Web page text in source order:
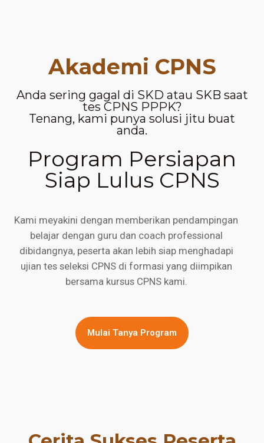
Akademi CPNS
Anda sering gagal di SKD atau SKB saat
tes CPNS PPPK?
Tenang, kami punya solusi jitu buat
anda.
Program Persiapan
Siap Lulus CPNS
Kami meyakini dengan memberikan pendampingan
belajar dengan guru dan coach professional
dibidangnya, peserta akan lebih siap menghadapi
ujian tes seleksi CPNS di formasi yang diimpikan
bersama kursus CPNS kami.
Mulai Tanya Program